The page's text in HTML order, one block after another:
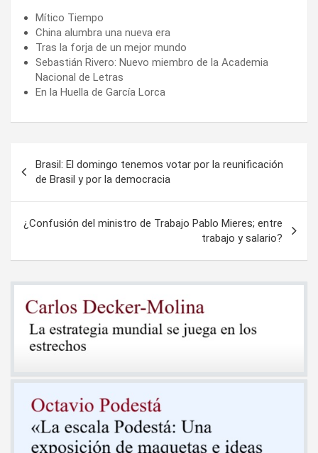
Mítico Tiempo
China alumbra una nueva era
Tras la forja de un mejor mundo
Sebastián Rivero: Nuevo miembro de la Academia
Nacional de Letras
En la Huella de García Lorca
de
entradas
Brasil: El domingo tenemos votar por la reunificación
de Brasil y por la democracia
¿Confusión del ministro de Trabajo Pablo Mieres; entre
trabajo y salario?